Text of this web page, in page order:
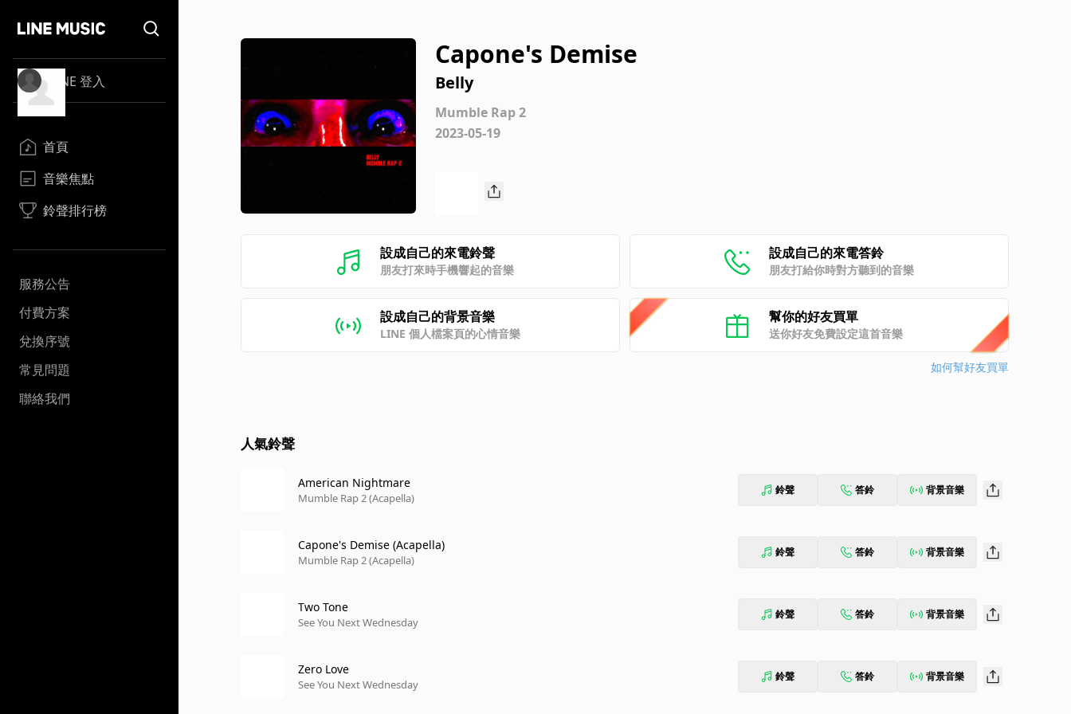
LINE 登入
首頁
音樂焦點
鈴聲排行榜
服務公告
付費方案
兌換序號
常見問題
聯絡我們
Capone's Demise
Belly
Mumble Rap 2
2023-05-19
設成自己的來電鈴聲
朋友打來時手機響起的音樂
設成自己的來電答鈴
朋友打給你時對方聽到的音樂
設成自己的背景音樂
LINE 個人檔案頁的心情音樂
幫你的好友買單
送你好友免費設定這首音樂
如何幫好友買單
人氣鈴聲
American Nightmare
Mumble Rap 2 (Acapella)
鈴聲 答鈴 背景音樂
Capone's Demise (Acapella)
Mumble Rap 2 (Acapella)
鈴聲 答鈴 背景音樂
Two Tone
See You Next Wednesday
鈴聲 答鈴 背景音樂
Zero Love
See You Next Wednesday
鈴聲 答鈴 背景音樂